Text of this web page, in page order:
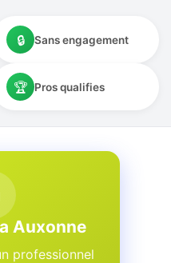
🔒 Sans engagement
🏆 Pros qualifies
Auxonne
professionnel